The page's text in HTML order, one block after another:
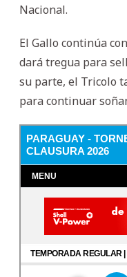
Nacional.
El Gallo continúa
dará tregua para
su parte, el Tricolo
para continuar